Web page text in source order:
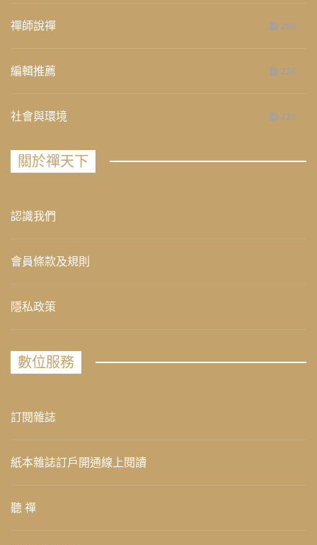
禪師說禪 268
編輯推薦 236
社會與環境 235
關於禪天下
認識我們
會員條款及規則
隱私政策
數位服務
訂閱雜誌
紙本雜誌訂戶開通線上閱讀
聽 禪